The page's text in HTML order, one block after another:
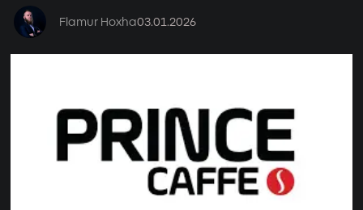
Flamur Hoxha03.01.2026